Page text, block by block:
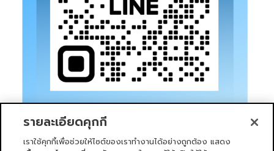
รายละเอียดคุกกี้
เราใช้คุกกี้เพื่อช่วยให้ไซต์ของเราทำงานได้อย่างถูกต้อง แสดง